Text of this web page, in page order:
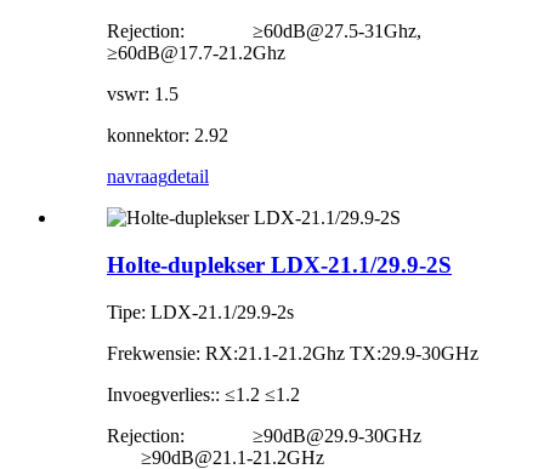
Rejection: ≥60dB@27.5-31Ghz,
≥60dB@17.7-21.2Ghz
vswr: 1.5
konnektor: 2.92
navraagdetail
Holte-duplekser LDX-21.1/29.9-2S
Tipe: LDX-21.1/29.9-2s
Frekwensie: RX:21.1-21.2Ghz TX:29.9-30GHz
Invoegverlies:: ≤1.2 ≤1.2
Rejection: ≥90dB@29.9-30GHz
≥90dB@21.1-21.2GHz